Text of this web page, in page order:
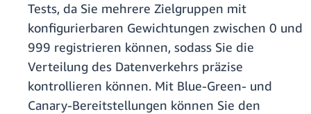
Tests, da Sie mehrere Zielgruppen mit
konfigurierbaren Gewichtungen zwischen 0 und
999 registrieren können, sodass Sie die
Verteilung des Datenverkehrs präzise
kontrollieren können. Mit Blue-Green- und
Canary-Bereitstellungen können Sie den